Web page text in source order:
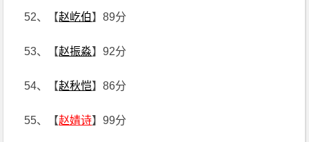
52、【赵屹伯】89分
53、【赵振淼】92分
54、【赵秋恺】86分
55、【赵婧诗】99分